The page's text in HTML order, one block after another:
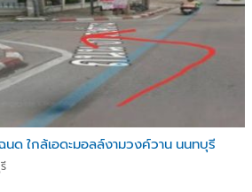
นด ใกล้เอดะมอลล์งามวงค์วาน นนทบุรี